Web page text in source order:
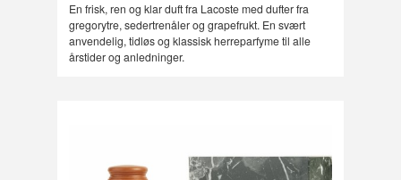
En frisk, ren og klar duft fra Lacoste med dufter fra
gregorytre, sedertrenåler og grapefrukt. En svært
anvendelig, tidløs og klassisk herreparfyme til alle
årstider og anledninger.